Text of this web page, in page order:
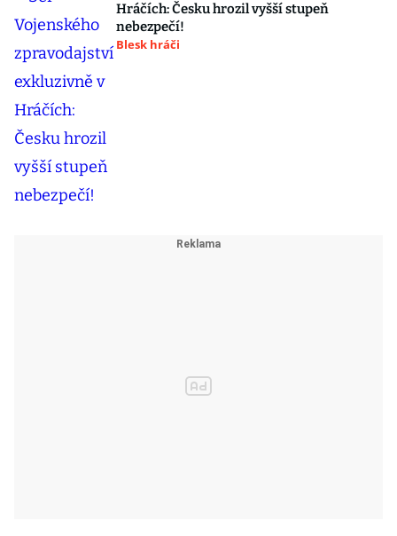
Hráčích: Česku hrozil vyšší stupeň
nebezpečí!
Blesk hráči